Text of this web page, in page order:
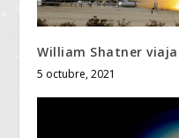
William Shatner
5 octubre, 2021